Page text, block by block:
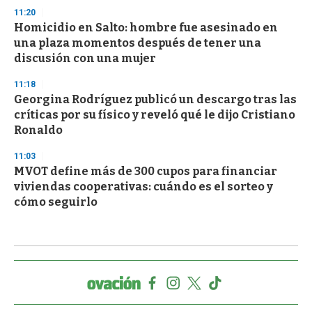
11:20
Homicidio en Salto: hombre fue asesinado en
una plaza momentos después de tener una
discusión con una mujer
11:18
Georgina Rodríguez publicó un descargo tras las
críticas por su físico y reveló qué le dijo Cristiano
Ronaldo
11:03
MVOT define más de 300 cupos para financiar
viviendas cooperativas: cuándo es el sorteo y
cómo seguirlo